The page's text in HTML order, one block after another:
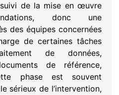
de la mise en œuvre
donc une
des équipes concernées
de certaines tâches
de données,
de référence,
phase est souvent
sérieux de l’intervention,